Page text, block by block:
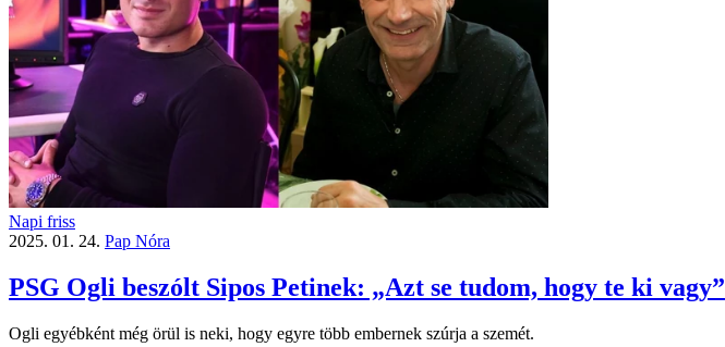
Napi friss
2025. 01. 24. Pap Nóra
PSG Ogli beszólt Sipos Petinek: „Azt se tudom, hogy te ki vagy”
Ogli egyébként még örül is neki, hogy egyre több embernek szúrja a szemét.